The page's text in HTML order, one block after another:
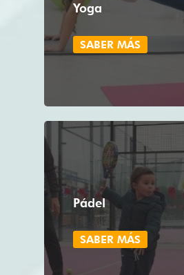
Yoga
SABER MÁS
Pádel
SABER MÁS